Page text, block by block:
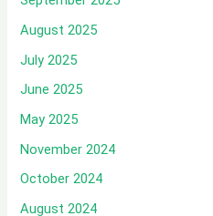
August 2025
July 2025
June 2025
May 2025
November 2024
October 2024
August 2024